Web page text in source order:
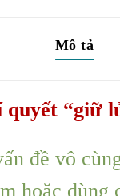
Mô tả
quyết “giữ
đề vô
hoặc